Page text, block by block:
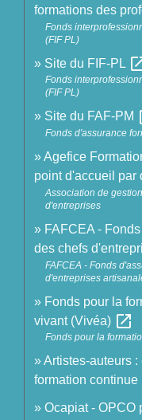
formations des
Fonds
(FIF PL)
Site du FIF-PL
Fonds
(FIF PL)
Site du FAF-PM
Fonds d'assurance
Agefice
point d'accueil par
Association de
d'entreprises
FAFCEA -
des chefs
FAFCEA - Fonds
d'entreprises
Fonds pour la
vivant (Vivéa) open_in_new
Fonds pour la
Artistes-auteurs
formation continue
Ocapiat - OPCO